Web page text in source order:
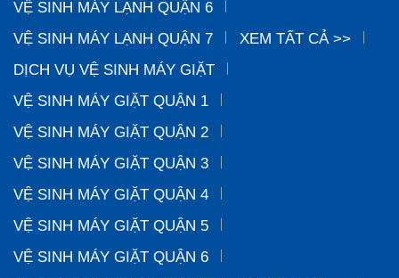
VỆ SINH MÁY LẠNH QUẬN 6
VỆ SINH MÁY LẠNH QUẬN 7
XEM TẤT CẢ >>
DỊCH VỤ VỆ SINH MÁY GIẶT
VỆ SINH MÁY GIẶT QUẬN 1
VỆ SINH MÁY GIẶT QUẬN 2
VỆ SINH MÁY GIẶT QUẬN 3
VỆ SINH MÁY GIẶT QUẬN 4
VỆ SINH MÁY GIẶT QUẬN 5
VỆ SINH MÁY GIẶT QUẬN 6